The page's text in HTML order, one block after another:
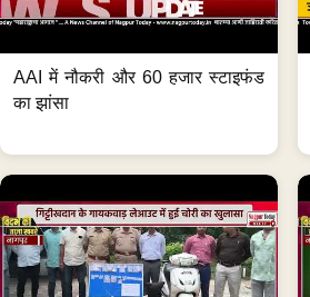
AAI में नौकरी और 60 हजार स्टाइफंड
का झांसा